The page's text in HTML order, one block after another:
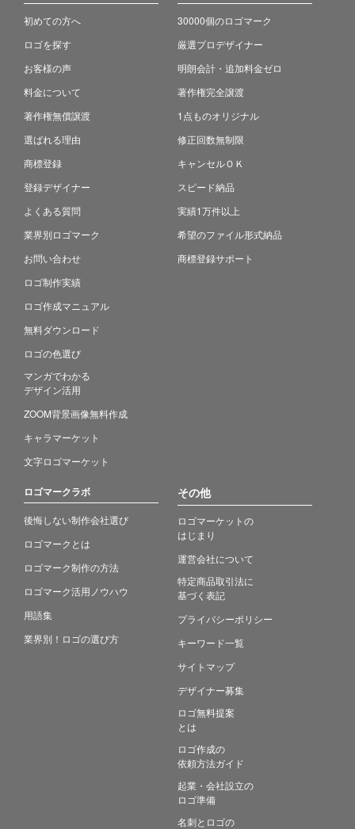
初めての方へ
ロゴを探す
お客様の声
料金について
著作権無償譲渡
選ばれる理由
商標登録
登録デザイナー
よくある質問
業界別ロゴマーク
お問い合わせ
ロゴ制作実績
ロゴ作成マニュアル
無料ダウンロード
ロゴの色選び
マンガでわかる
デザイン活用
ZOOM背景画像無料作成
キャラマーケット
文字ロゴマーケット
30000個のロゴマーク
厳選プロデザイナー
明朗会計・追加料金ゼロ
著作権完全譲渡
1点ものオリジナル
修正回数無制限
キャンセルＯＫ
スピード納品
実績1万件以上
希望のファイル形式納品
商標登録サポート
ロゴマークラボ
後悔しない制作会社選び
ロゴマークとは
ロゴマーク制作の方法
ロゴマーク活用ノウハウ
用語集
業界別！ロゴの選び方
その他
ロゴマーケットの
はじまり
運営会社について
特定商品取引法に
基づく表記
プライバシーポリシー
キーワード一覧
サイトマップ
デザイナー募集
ロゴ無料提案
とは
ロゴ作成の
依頼方法ガイド
起業・会社設立の
ロゴ準備
名刺とロゴの